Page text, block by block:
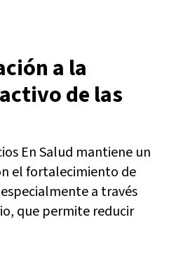
a la
de las
En Salud mantiene un
el fortalecimiento de
a través
que permite reducir